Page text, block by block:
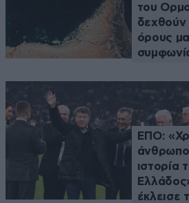
του
δεχθούν
όρους
ΕΠΟ:
ιστορία
έκλεισε